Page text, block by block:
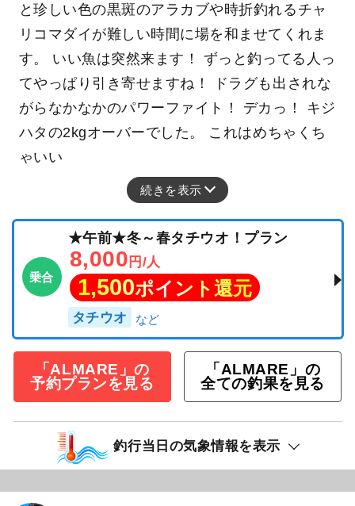
と珍しい色の黒斑のアラカブや時折釣れるチャ
リコマダイが難しい時間に場を和ませてくれま
す。 いい魚は突然来ます！ ずっと釣ってる人っ
てやっぱり引き寄せますね！ ドラグも出されな
がらなかなかのパワーファイト！ デカっ！ キジ
ハタの2kgオーバーでした。 これはめちゃくち
ゃいい
続きを表示
乗合
★午前★冬～春タチウオ！プラン
8,000 円/人
1,500ポイント還元
タチウオ
「ALMARE」の
予約プランを見る
「ALMARE」の
全ての釣果を見る
釣行当日の気象情報を表示